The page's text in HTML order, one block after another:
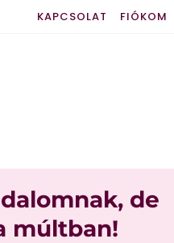
KAPCSOLAT FIÓKOM
de
múltban!